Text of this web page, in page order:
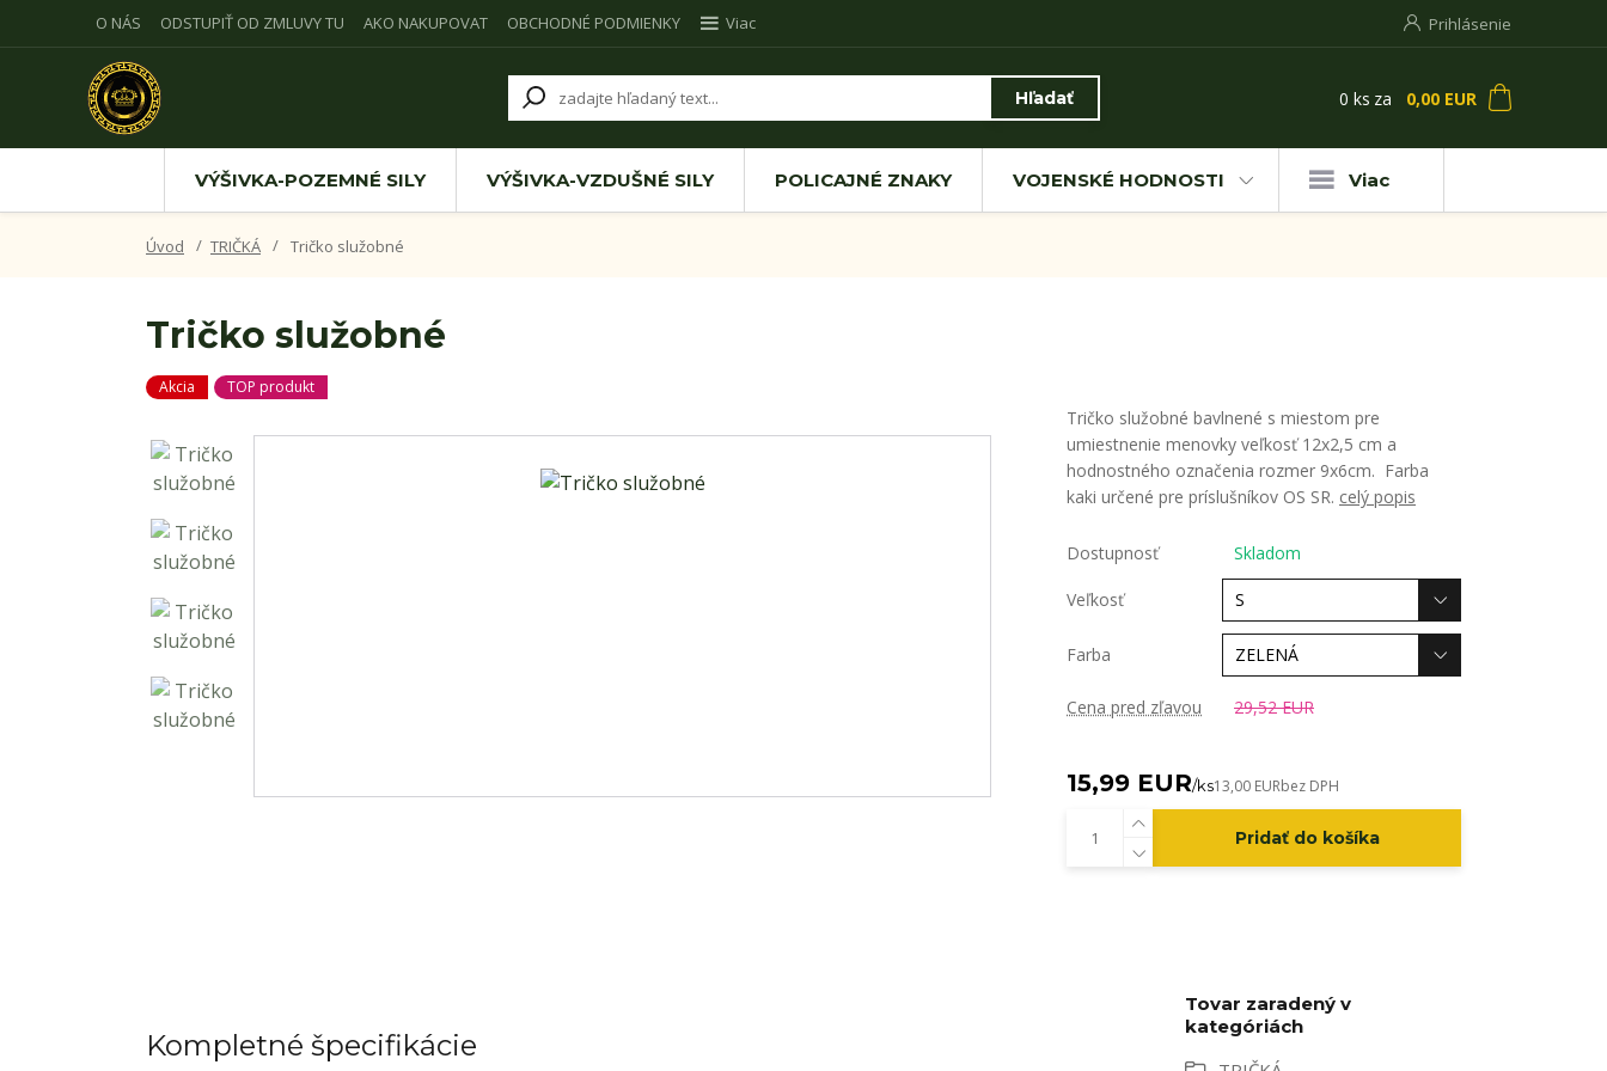
O NÁS ODSTUPIŤ OD ZMLUVY TU AKO NAKUPOVAT OBCHODNÉ PODMIENKY Viac Prihlásenie
Hľadať 0 ks za 0,00 EUR
VÝŠIVKA-POZEMNÉ SILY VÝŠIVKA-VZDUŠNÉ SILY POLICAJNÉ ZNAKY VOJENSKÉ HODNOSTI Viac
Úvod TRIČKÁ Tričko služobné
Tričko služobné
Akcia TOP produkt
Tričko služobné bavlnené s miestom pre
umiestnenie menovky veľkosť 12x2,5 cm a
hodnostného označenia rozmer 9x6cm. Farba
kaki určené pre príslušníkov OS SR. celý popis
Dostupnosť Skladom
Veľkosť
Farba
Cena pred zľavou 29,52 EUR
15,99 EUR/ks13,00 EURbez DPH
Pridať do košíka
Kompletné špecifikácie
Tovar zaradený v
kategóriách